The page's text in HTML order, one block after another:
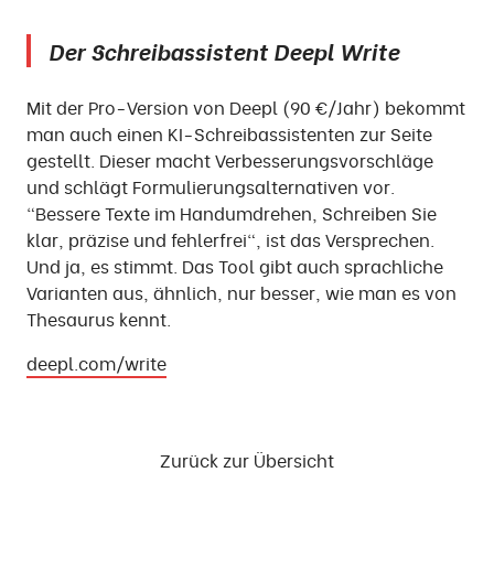
Der Schreibassistent Deepl Write
Mit der Pro-Version von Deepl (90 €/Jahr) bekommt
man auch einen KI-Schreibassistenten zur Seite
gestellt. Dieser macht Verbesserungsvorschläge
und schlägt Formulierungsalternativen vor.
"Bessere Texte im Handumdrehen, Schreiben Sie
klar, präzise und fehlerfrei", ist das Versprechen.
Und ja, es stimmt. Das Tool gibt auch sprachliche
Varianten aus, ähnlich, nur besser, wie man es von
Thesaurus kennt.
deepl.com/write
Zurück zur Übersicht